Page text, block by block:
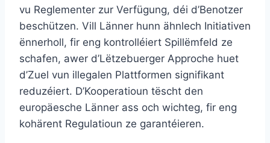
vu Reglementer zur Verfügung, déi d’Benotzer
beschützen. Vill Länner hunn ähnlech Initiativen
ënnerholl, fir eng kontrolléiert Spillëmfeld ze
schafen, awer d’Lëtzebuerger Approche huet
d’Zuel vun illegalen Plattformen signifikant
reduzéiert. D’Kooperatioun tëscht den
europäesche Länner ass och wichteg, fir eng
kohärent Regulatioun ze garantéieren.